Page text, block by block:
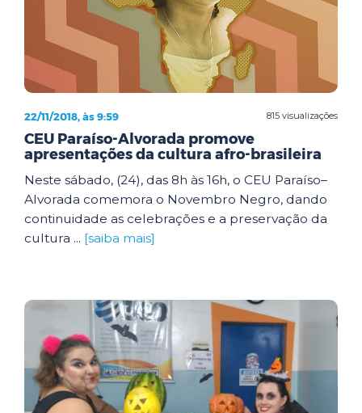
815 visualizações
22/11/2018, às 9:59
CEU Paraíso-Alvorada promove
apresentações da cultura afro-brasileira
Neste sábado, (24), das 8h às 16h, o CEU Paraíso–
Alvorada comemora o Novembro Negro, dando
continuidade as celebrações e a preservação da
cultura ... [saiba mais]